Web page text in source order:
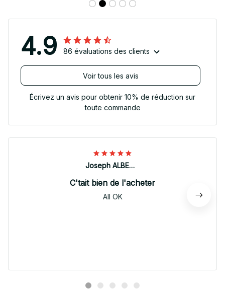
4.9 86 évaluations des clients
Voir tous les avis
Écrivez un avis pour obtenir 10% de réduction sur
toute commande
Joseph ALBERTINI
C'tait bien de l'acheter
All OK